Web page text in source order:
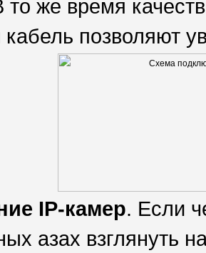
то же время
позволяют
IP-камер. Если
азах взглянуть